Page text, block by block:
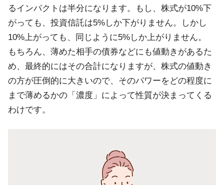
るインパクトは半分になります。もし、株式が10%下
がっても、投資信託は5%しか下がりません。しかし
10%上がっても、同じように5%しか上がりません。
もちろん、薄めた相手の債券などにも値動きがあるた
め、最終的にはその合計になりますが、株式の値動き
の方が圧倒的に大きいので、そのパワーをどの程度に
まで薄めるかの「濃度」によって性質が決まってくる
わけです。